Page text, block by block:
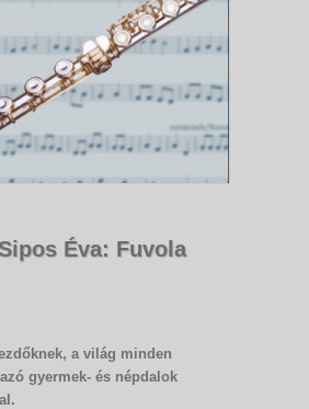
Éva: Fuvola
a világ minden
gyermek- és népdalok